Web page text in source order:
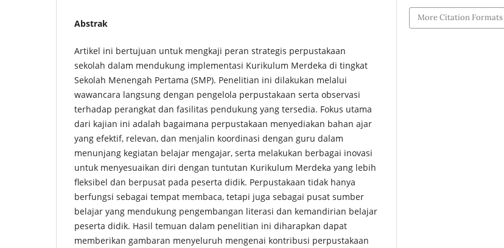
Abstrak
Artikel ini bertujuan untuk mengkaji peran strategis perpustakaan
sekolah dalam mendukung implementasi Kurikulum Merdeka di tingkat
Sekolah Menengah Pertama (SMP). Penelitian ini dilakukan melalui
wawancara langsung dengan pengelola perpustakaan serta observasi
terhadap perangkat dan fasilitas pendukung yang tersedia. Fokus utama
dari kajian ini adalah bagaimana perpustakaan menyediakan bahan ajar
yang efektif, relevan, dan menjalin koordinasi dengan guru dalam
menunjang kegiatan belajar mengajar, serta melakukan berbagai inovasi
untuk menyesuaikan diri dengan tuntutan Kurikulum Merdeka yang lebih
fleksibel dan berpusat pada peserta didik. Perpustakaan tidak hanya
berfungsi sebagai tempat membaca, tetapi juga sebagai pusat sumber
belajar yang mendukung pengembangan literasi dan kemandirian belajar
peserta didik. Hasil temuan dalam penelitian ini diharapkan dapat
memberikan gambaran menyeluruh mengenai kontribusi perpustakaan
More Citation Formats